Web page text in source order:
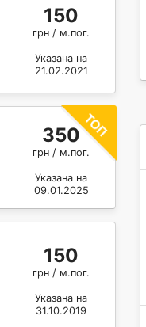
150
грн / м.пог.
Указана на
21.02.2021
350
грн / м.пог.
Указана на
09.01.2025
150
грн / м.пог.
Указана на
31.10.2019